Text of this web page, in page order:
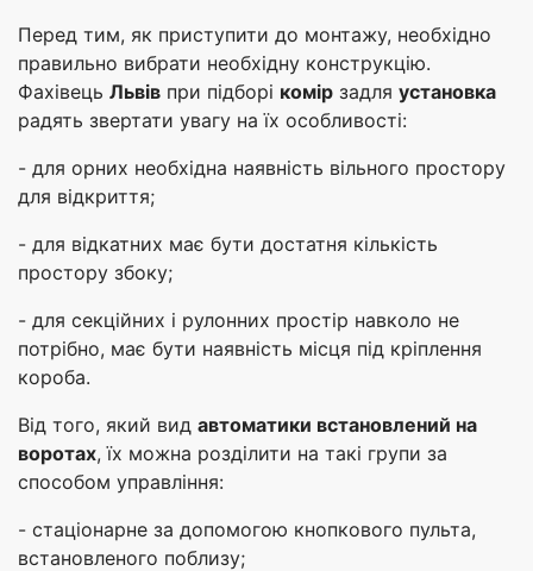
Перед тим, як приступити до монтажу, необхідно
правильно вибрати необхідну конструкцію.
Фахівець Львів при підборі комір задля установка
радять звертати увагу на їх особливості:
- для орних необхідна наявність вільного простору
для відкриття;
- для відкатних має бути достатня кількість
простору збоку;
- для секційних і рулонних простір навколо не
потрібно, має бути наявність місця під кріплення
короба.
Від того, який вид автоматики встановлений на
воротах, їх можна розділити на такі групи за
способом управління:
- стаціонарне за допомогою кнопкового пульта,
встановленого поблизу;